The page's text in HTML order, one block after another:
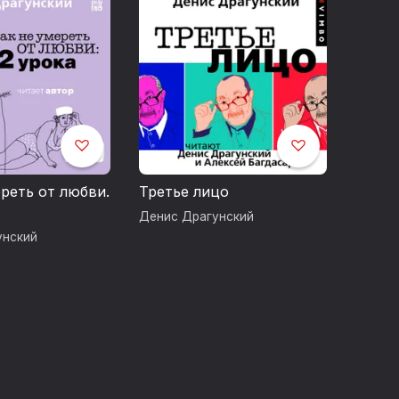
«Вимбо»
от любви.
Третье лицо
Денис Драгунский